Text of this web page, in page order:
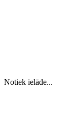
Notiek ielāde...